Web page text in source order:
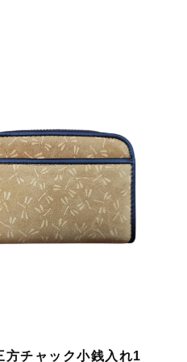
チャック小銭入れ1